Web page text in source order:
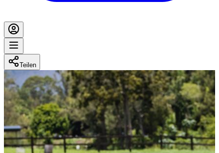
Teilen